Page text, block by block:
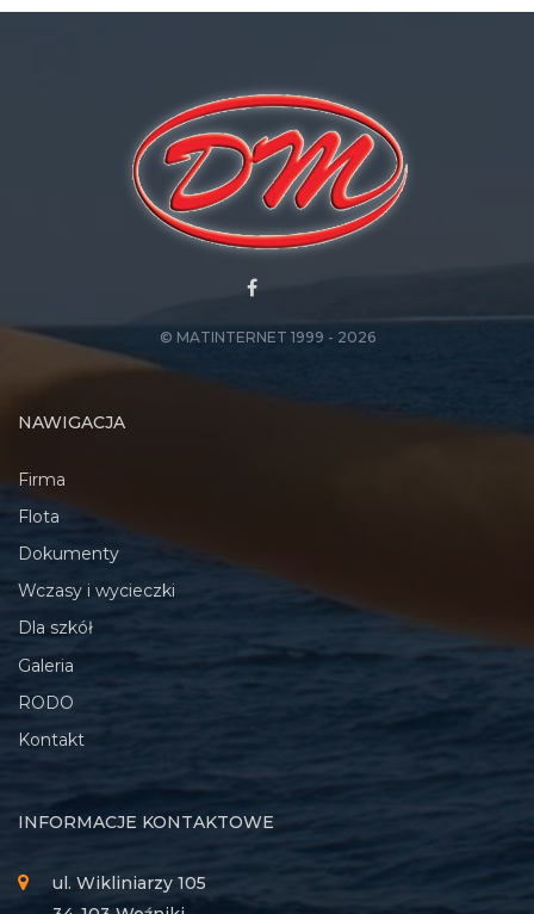
© MATINTERNET 1999 - 2026
NAWIGACJA
Firma
Flota
Dokumenty
Wczasy i wycieczki
Dla szkół
Galeria
RODO
Kontakt
INFORMACJE KONTAKTOWE
ul. Wikliniarzy 105